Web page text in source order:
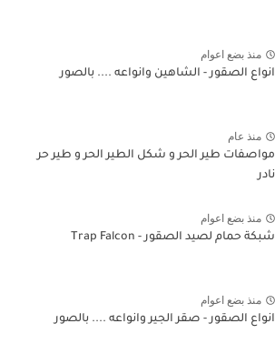
منذ بضع اعوام
انواع الصقور - الشاهين وانواعه .... بالصور
منذ عام
مواصفات طير الحر و شكل الطير الحر و طير حر
نادر
منذ بضع اعوام
شبكة حمام لصيد الصقور - Trap Falcon
منذ بضع اعوام
انواع الصقور - صقر الجير وانواعه .... بالصور